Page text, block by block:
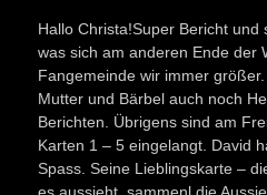
Hallo Christa!Super Bericht und
was sich am anderen Ende der
Fangemeinde wir immer
Mutter und Bärbel auch noch
Berichten. Übrigens sind am
Karten 1 – 5 eingelangt. David
Spass. Seine Lieblingskarte –